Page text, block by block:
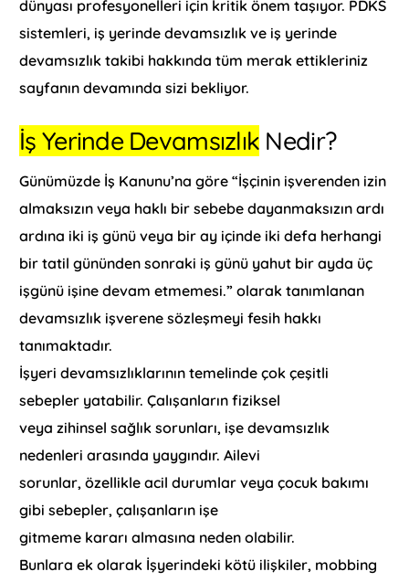
dünyası profesyonelleri için kritik önem taşıyor. PDKS
sistemleri, iş yerinde devamsızlık ve iş yerinde
devamsızlık takibi hakkında tüm merak ettikleriniz
sayfanın devamında sizi bekliyor.
İş Yerinde Devamsızlık Nedir?
Günümüzde İş Kanunu’na göre “İşçinin işverenden izin
almaksızın veya haklı bir sebebe dayanmaksızın ardı
ardına iki iş günü veya bir ay içinde iki defa herhangi
bir tatil gününden sonraki iş günü yahut bir ayda üç
işgünü işine devam etmemesi.” olarak tanımlanan
devamsızlık işverene sözleşmeyi fesih hakkı
tanımaktadır.
İşyeri devamsızlıklarının temelinde çok çeşitli
sebepler yatabilir. Çalışanların fiziksel
veya zihinsel sağlık sorunları, işe devamsızlık
nedenleri arasında yaygındır. Ailevi
sorunlar, özellikle acil durumlar veya çocuk bakımı
gibi sebepler, çalışanların işe
gitmeme kararı almasına neden olabilir.
Bunlara ek olarak İşyerindeki kötü ilişkiler, mobbing